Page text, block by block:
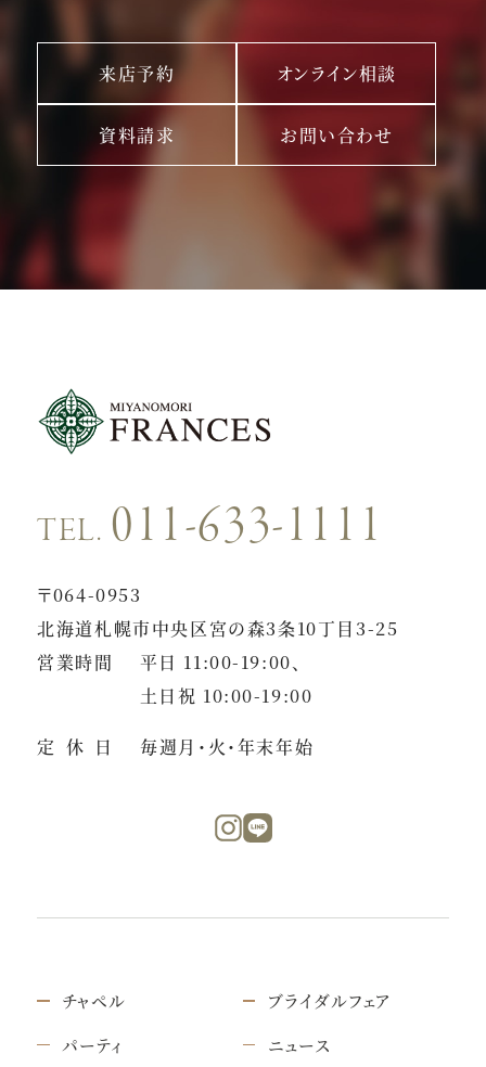
来店予約 オンライン相談
資料請求 お問い合わせ
TEL. 011-633-1111
〒064-0953
北海道札幌市中央区宮の森3条10丁目3-25
営業時間
平日 11:00-19:00、
土日祝 10:00-19:00
定休日 毎週月・火・年末年始
チャペル
パーティ
ブライダルフェア
ニュース